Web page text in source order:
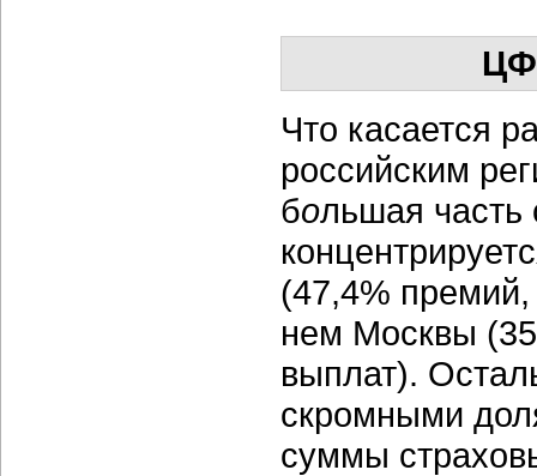
Что касается
российским
большая часть
(47,4%
нем Москвы
выплат).
скромными
суммы